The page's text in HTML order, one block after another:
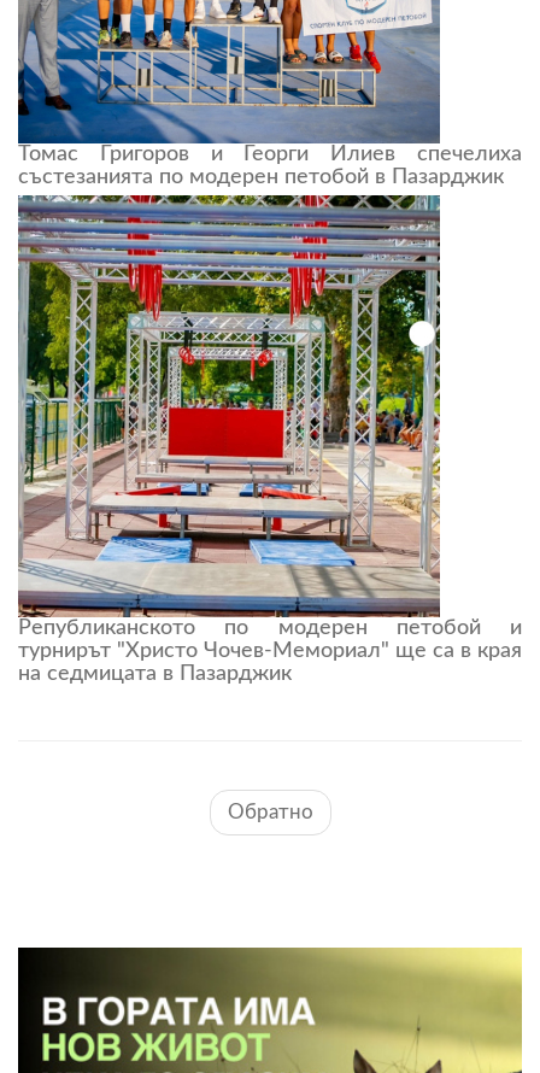
Томас Григоров и Георги Илиев спечелиха
състезанията по модерен петобой в Пазарджик
Републиканското по модерен петобой и
турнирът "Христо Чочев-Мемориал" ще са в края
на седмицата в Пазарджик
Обратно